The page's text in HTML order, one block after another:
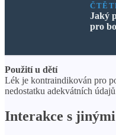
Jaký
pro
Použití u dětí
Lék je kontraindikován pro
nedostatku adekvátních
Interakce s